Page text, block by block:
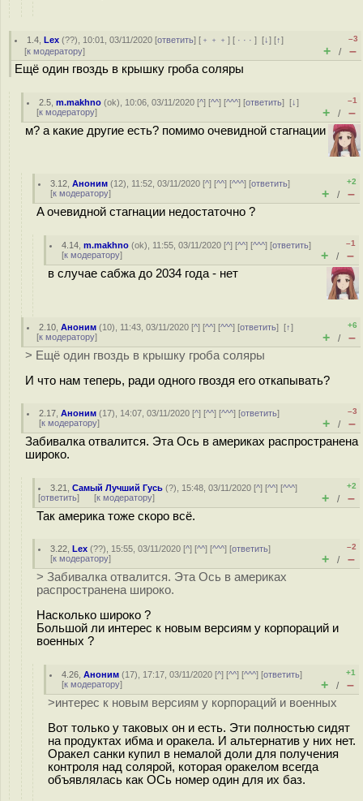
1.4 ,Lex (??), 10:01, 03/11/2020 [ответить] [ ﹢﹢﹢] [ · · ·][↓] [↑]
[к модератору]
–3
+ / –
Ещё один гвоздь в крышку гроба соляры
2.5 ,m.makhno (ok), 10:06, 03/11/2020 [^] [^^] [^^^] [ответить][↓]
[к модератору]
–1
+ / –
м? а какие другие есть? помимо очевидной стагнации
3.12 ,Аноним (12), 11:52, 03/11/2020 [^] [^^] [^^^] [ответить]
[к модератору]
+2
+ / –
A очевидной стагнации недостаточно ?
4.14 ,m.makhno (ok), 11:55, 03/11/2020 [^] [^^] [^^^] [ответить]
[к модератору]
–1
+ / –
в случае сабжа до 2034 года - нет
2.10 ,Аноним (10), 11:43, 03/11/2020 [^] [^^] [^^^] [ответить][↑]
[к модератору]
+6
+ / –
> Ещё один гвоздь в крышку гроба соляры
И что нам теперь, ради одного гвоздя его откапывать?
2.17 ,Аноним (17), 14:07, 03/11/2020 [^] [^^] [^^^] [ответить]
[к модератору]
–3
+ / –
Забивалка отвалится. Эта Ось в америках распространена
широко.
3.21 ,Самый Лучший Гусь (?), 15:48, 03/11/2020 [^] [^^] [^^^]
[ответить] [к модератору]
+2
+ / –
Так америка тоже скоро всё.
3.22 ,Lex (??), 15:55, 03/11/2020 [^] [^^] [^^^] [ответить]
[к модератору]
–2
+ / –
> Забивалка отвалится. Эта Ось в америках
распространена широко.
Насколько широко ?
Большой ли интерес к новым версиям у корпораций и
военных ?
4.26 ,Аноним (17), 17:17, 03/11/2020 [^] [^^] [^^^] [ответить]
[к модератору]
+1
+ / –
>интерес к новым версиям у корпораций и военных
Вот только у таковых он и есть. Эти полностью сидят
на продуктах ибма и оракела. И альтернатив у них нет.
Оракел санки купил в немалой доли для получения
контроля над солярой, которая оракелом всегда
объявлялась как ОСь номер один для их баз.